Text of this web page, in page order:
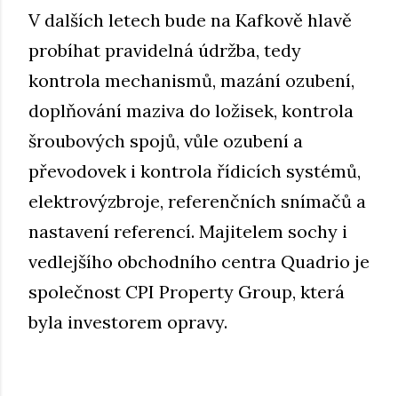
V dalších letech bude na Kafkově hlavě
probíhat pravidelná údržba, tedy
kontrola mechanismů, mazání ozubení,
doplňování maziva do ložisek, kontrola
šroubových spojů, vůle ozubení a
převodovek i kontrola řídicích systémů,
elektrovýzbroje, referenčních snímačů a
nastavení referencí. Majitelem sochy i
vedlejšího obchodního centra Quadrio je
společnost CPI Property Group, která
byla investorem opravy.